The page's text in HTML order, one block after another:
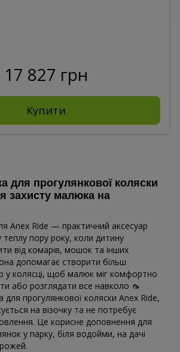
17 827 грн
Купити
для прогулянкової коляски
захисту малюка на
Anex Ride — практичний аксесуар
теплу пору року, коли дитину
від комарів, мошок та інших
допомагає створити більш
у колясці, щоб малюк міг комфортно
або розглядати все навколо 🦟
для прогулянкової коляски Anex Ride,
на візочку та не потребує
Це корисне доповнення для
у парку, біля водойми, на дачі